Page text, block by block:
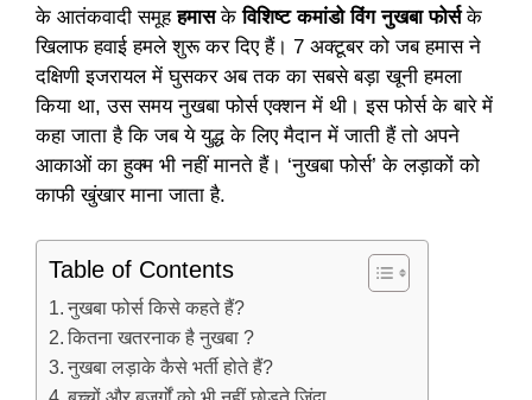
के आतंकवादी समूहहमासकेविशिष्ट कमांडो विंग नुखबा फोर्सके
खिलाफ हवाई हमले शुरू कर दिए हैं। 7 अक्‍टूबर को जब हमास ने
दक्षिणी इजरायल में घुसकर अब तक का सबसे बड़ा खूनी हमला
किया था, उस समय नुखबा फोर्स एक्‍शन में थी। इस फोर्स के बारे में
कहा जाता है कि जब ये युद्ध के लिए मैदान में जाती हैं तो अपने
आकाओं का हुक्‍म भी नहीं मानते हैं। ‘नुखबा फोर्स’ के लड़ाकों को
काफी खुंखार माना जाता है.
Table of Contents
नुखबा फोर्स किसे कहते हैं?
कितना खतरनाक है नुखबा ?
नुखबा लड़ाके कैसे भर्ती होते हैं?